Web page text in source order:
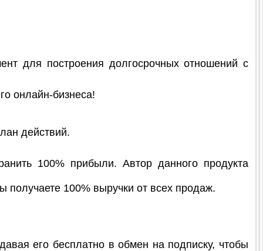
для построения долгосрочных отношений с
онлайн-бизнеса!
действий.
100% прибыли. Автор данного продукта
получаете 100% выручки от всех продаж.
его бесплатно в обмен на подписку, чтобы